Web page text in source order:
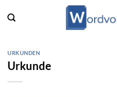
Inhalt
URKUNDEN
Urkunde